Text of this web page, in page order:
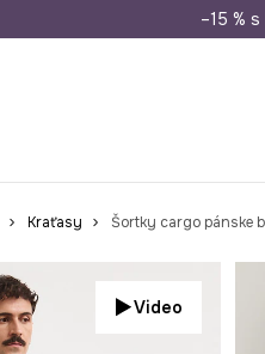
Doprava–15 %
Kraťasy Šortky cargo pánske
Video